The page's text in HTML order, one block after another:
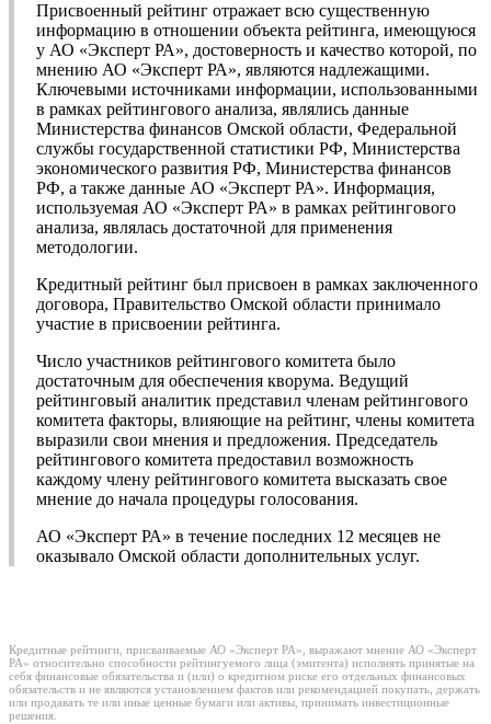
Присвоенный рейтинг отражает всю существенную
информацию в отношении объекта рейтинга, имеющуюся
у АО «Эксперт РА», достоверность и качество которой, по
мнению АО «Эксперт РА», являются надлежащими.
Ключевыми источниками информации, использованными
в рамках рейтингового анализа, являлись данные
Министерства финансов Омской области, Федеральной
службы государственной статистики РФ, Министерства
экономического развития РФ, Министерства финансов
РФ, а также данные АО «Эксперт РА». Информация,
используемая АО «Эксперт РА» в рамках рейтингового
анализа, являлась достаточной для применения
методологии.
Кредитный рейтинг был присвоен в рамках заключенного
договора, Правительство Омской области принимало
участие в присвоении рейтинга.
Число участников рейтингового комитета было
достаточным для обеспечения кворума. Ведущий
рейтинговый аналитик представил членам рейтингового
комитета факторы, влияющие на рейтинг, члены комитета
выразили свои мнения и предложения. Председатель
рейтингового комитета предоставил возможность
каждому члену рейтингового комитета высказать свое
мнение до начала процедуры голосования.
АО «Эксперт РА» в течение последних 12 месяцев не
оказывало Омской области дополнительных услуг.
Кредитные рейтинги, присваиваемые АО «Эксперт РА», выражают мнение АО «Эксперт
РА» относительно способности рейтингуемого лица (эмитента) исполнять принятые на
себя финансовые обязательства и (или) о кредитном риске его отдельных финансовых
обязательств и не являются установлением фактов или рекомендацией покупать, держать
или продавать те или иные ценные бумаги или активы, принимать инвестиционные
решения.